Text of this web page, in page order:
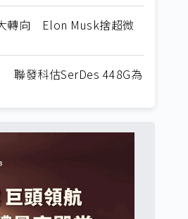
轉向 Elon Musk捨超微
聯發科估SerDes 448G為